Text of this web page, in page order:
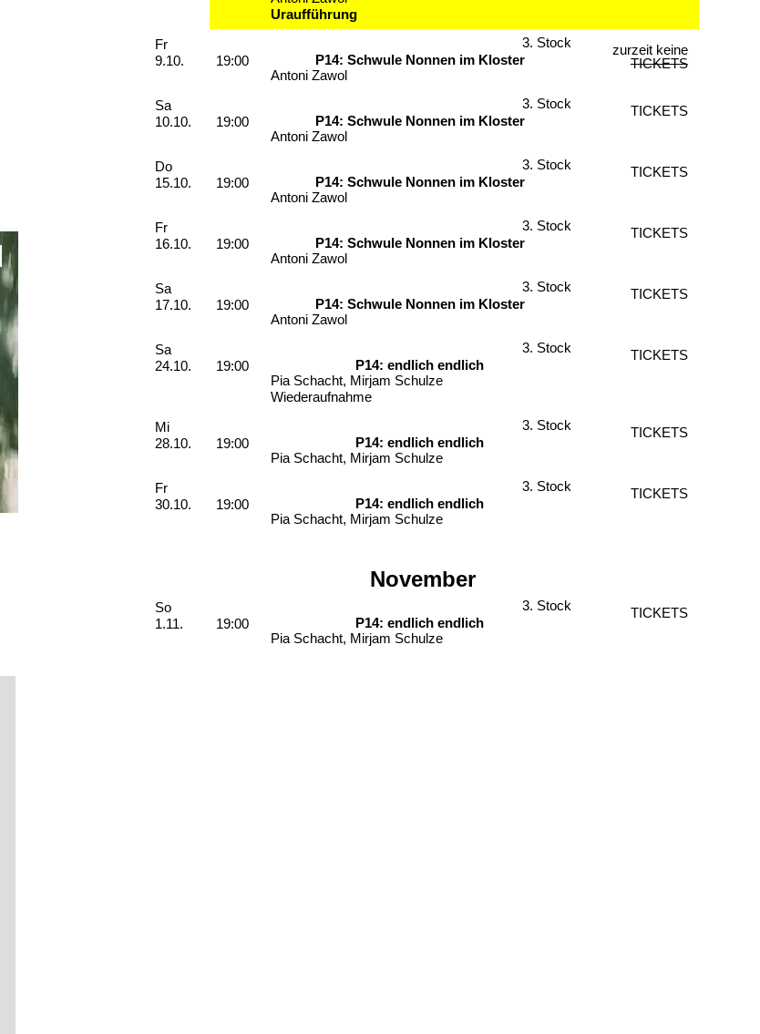
Uraufführung
Freitag, 09. Oktober 2026
Fr
9.10.
19:00
3. Stock
P14: Schwule Nonnen im Kloster
Antoni Zawol
zurzeit keine
TICKETS
Samstag, 10. Oktober 2026
Sa
10.10.
19:00
3. Stock
P14: Schwule Nonnen im Kloster
Antoni Zawol
TICKETS
Donnerstag, 15. Oktober 2026
Do
15.10.
19:00
3. Stock
P14: Schwule Nonnen im Kloster
Antoni Zawol
TICKETS
Freitag, 16. Oktober 2026
Fr
16.10.
19:00
3. Stock
P14: Schwule Nonnen im Kloster
Antoni Zawol
TICKETS
Samstag, 17. Oktober 2026
Sa
17.10.
19:00
3. Stock
P14: Schwule Nonnen im Kloster
Antoni Zawol
TICKETS
Samstag, 24. Oktober 2026
Sa
24.10.
19:00
3. Stock
P14: endlich endlich
Pia Schacht, Mirjam Schulze
Wiederaufnahme
TICKETS
Mittwoch, 28. Oktober 2026
Mi
28.10.
19:00
3. Stock
P14: endlich endlich
Pia Schacht, Mirjam Schulze
TICKETS
Freitag, 30. Oktober 2026
Fr
30.10.
19:00
3. Stock
P14: endlich endlich
Pia Schacht, Mirjam Schulze
TICKETS
November
Sonntag, 01. November 2026
So
1.11.
19:00
3. Stock
P14: endlich endlich
Pia Schacht, Mirjam Schulze
TICKETS